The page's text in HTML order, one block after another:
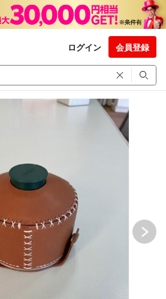
ログイン 会員登録